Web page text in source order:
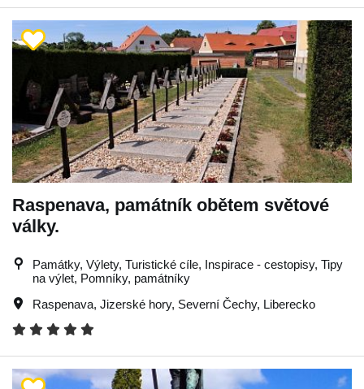
Raspenava, památník obětem světové
války.
Památky, Výlety, Turistické cíle, Inspirace - cestopisy, Tipy
na výlet, Pomníky, památníky
Raspenava, Jizerské hory, Severní Čechy, Liberecko